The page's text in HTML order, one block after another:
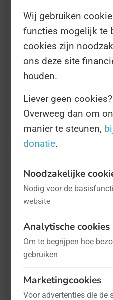
samen met lidstaten,
deze vorm van
andere
campagnes gevoerd
Jaarlijks staat een
democratie centraal.
Dag op 3 mei, maar dit
erbij stil. Een vrije
een gezonde
Helaas staat die
onder druk, en niet
derdewereldlanden.
nog flink wat winst te
Wij gebruiken
functies mogelijk te
cookies zijn
ons deze site
houden.
Liever geen
Overweeg dan om
manier te steunen,
donatie.
Noodzakelijke
Nodig voor de
website
Analytische cookies
Om te begrijpen hoe
gebruiken
Marketingcookies
Voor advertenties die de